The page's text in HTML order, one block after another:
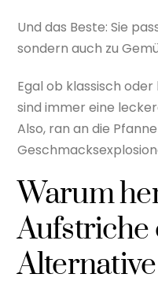
Und das Beste: Sie
sondern auch zu
Egal ob klassisch
sind immer eine
Also, ran an die
Warum
Aufstriche